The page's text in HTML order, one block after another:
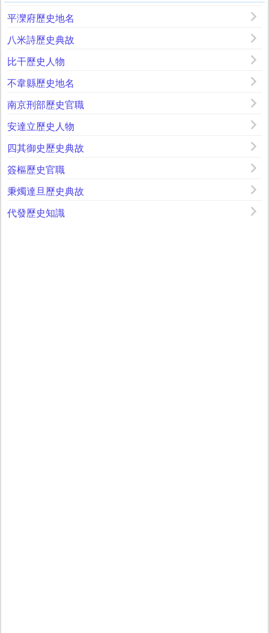
平灤府歷史地名
八米詩歷史典故
比干歷史人物
不韋縣歷史地名
南京刑部歷史官職
安達立歷史人物
四其御史歷史典故
簽樞歷史官職
秉燭達旦歷史典故
代發歷史知識